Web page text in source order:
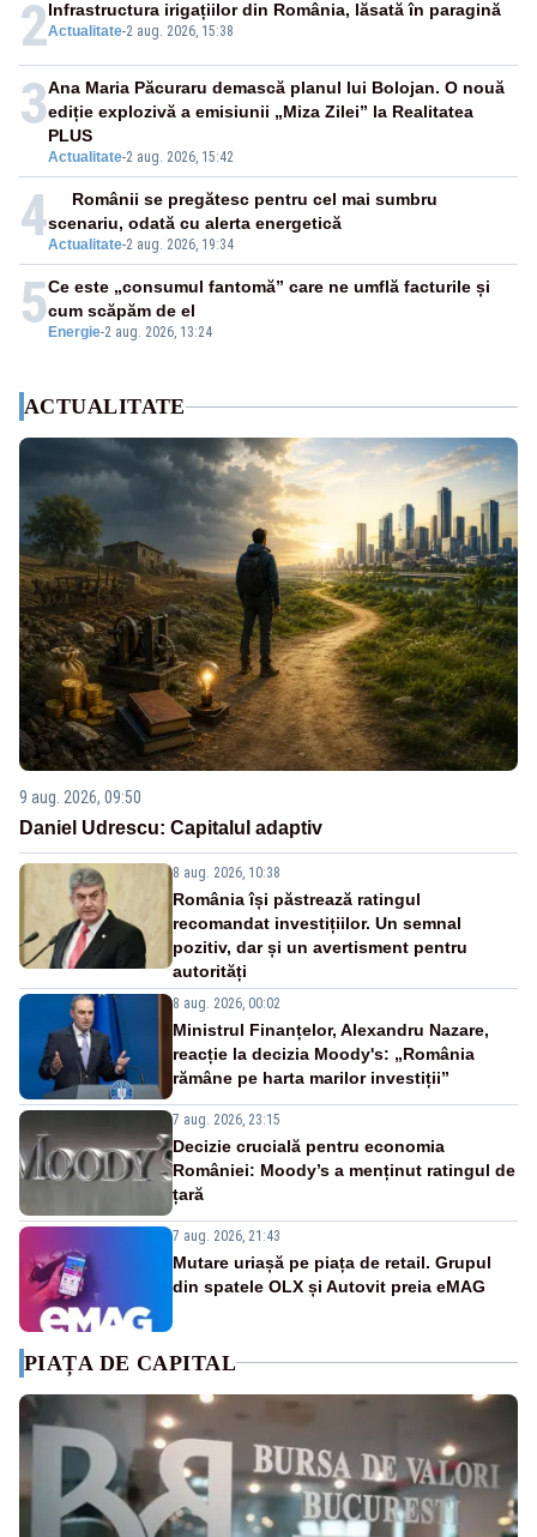
2Actualitate-2 aug. 2026, 15:38
Infrastructura irigațiilor din România, lăsată în paragină
3
Actualitate-2 aug. 2026, 15:42
Ana Maria Păcuraru demască planul lui Bolojan. O nouă
ediție explozivă a emisiunii „Miza Zilei” la Realitatea
PLUS
4Actualitate-2 aug. 2026, 19:34
Românii se pregătesc pentru cel mai sumbru
scenariu, odată cu alerta energetică
5 Energie-2 aug. 2026, 13:24
Ce este „consumul fantomă” care ne umflă facturile și
cum scăpăm de el
ACTUALITATE
9 aug. 2026, 09:50
Daniel Udrescu: Capitalul adaptiv
8 aug. 2026, 10:38
România își păstrează ratingul
recomandat investițiilor. Un semnal
pozitiv, dar și un avertisment pentru
autorități
8 aug. 2026, 00:02
Ministrul Finanțelor, Alexandru Nazare,
reacție la decizia Moody's: „România
rămâne pe harta marilor investiții”
7 aug. 2026, 23:15
Decizie crucială pentru economia
României: Moody’s a menținut ratingul de
țară
7 aug. 2026, 21:43
Mutare uriașă pe piața de retail. Grupul
din spatele OLX și Autovit preia eMAG
PIAȚA DE CAPITAL